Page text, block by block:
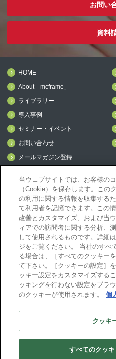
お問い
資料
HOME
About「mcframe」
ライブラリー
導入事例
セミナー・イベント
お問い合わせ
メールマガジン登録
mcframeナビ（ユーザ登録者）
mcframeユーザ会サイト（
ID発行をご希望の方はこちら
パートナー専用サイト
mcframe GAパートナー専用サイ
MIJS
B-EN-Gについて
ビジネスエンジニアリング株式
当ウェブサイトでは、お客様の
（Cookie）を保存します。この
の利用に関する情報を収集する
て利用者を記憶できます。この
改善とカスタマイズ、および当
ィアでの訪問者に関する分析、
して使用されるものです。詳細
ジをご覧ください。 当社のすべ
る場合は、［すべてのクッキー
て下さい。［クッキーの設定］
ッキー設定をカスタマイズする
ッキングを行わない設定をブラ
のクッキーが使用されます。
個
クッキ
すべてのクッ